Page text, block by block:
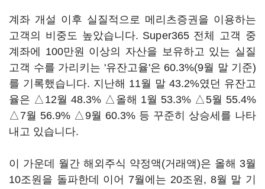
계좌 개설 이후 실질적으로 메리츠증권을 이용하는
고객의 비중도 높았습니다. Super365 전체 고객 중
계좌에 100만원 이상의 자산을 보유하고 있는 실질
고객 수를 가리키는 '유잔고율'은 60.3%(9월 말 기준)
를 기록했습니다. 지난해 11월 말 43.2%였던 유잔고
율은 △12월 48.3% △올해 1월 53.3% △5월 55.4%
△7월 56.9% △9월 60.3% 등 꾸준히 상승세를 나타
내고 있습니다.
이 가운데 월간 해외주식 약정액(거래액)은 올해 3월
10조원을 돌파한데 이어 7월에는 20조원, 8월 말 기